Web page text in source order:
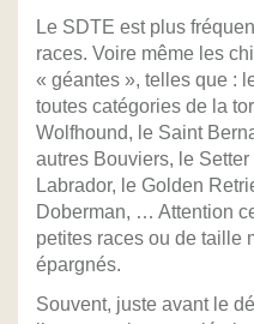
Le SDTE est plus
races. Voire même les
« géantes », telles que :
toutes catégories de la
Wolfhound, le Saint
autres Bouviers, le
Labrador, le Golden
Doberman, … Attention
petites races ou de taille
épargnés.
Souvent, juste avant le